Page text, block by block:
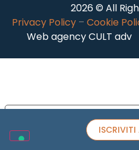
2026 © All
Privacy Policy – Cookie
Web agency CULT adv
ISCRIVITI
Informativa sulla raccolta